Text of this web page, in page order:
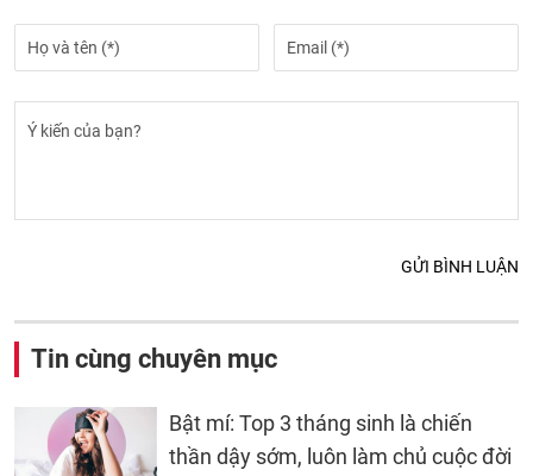
GỬI BÌNH LUẬN
Tin cùng chuyên mục
Bật mí: Top 3 tháng sinh là chiến
thần dậy sớm, luôn làm chủ cuộc đời